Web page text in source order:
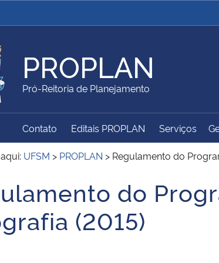
Ministério da Justiça e
Agricultura,
Abastecimento
Ministério da Educação
Meio Ambiente Ministério do Turismo
Governo
Gabinete de Segurança
Institucional
PROPLAN
Pró-Reitoria de Planejamento
Menu Principal do Sítio
Contato Editais PROPLAN Serviços
UFSM > PROPLAN > Regulamento do
do
(2015)